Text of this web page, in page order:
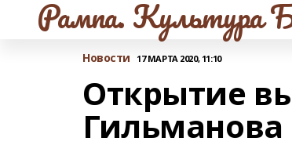
Рампа. Культура
Новости 17 МАРТА 2020, 11:10
Открытие
Гильманова